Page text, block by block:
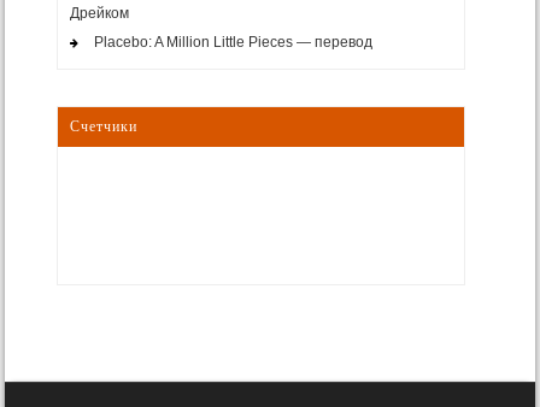
Дрейком
Placebo: A Million Little Pieces — перевод
Счетчики